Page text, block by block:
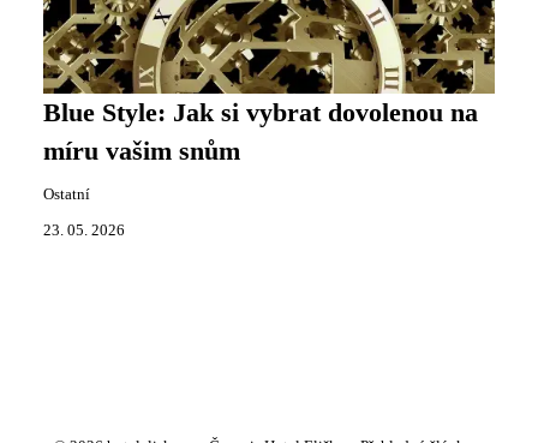
Blue Style: Jak si vybrat dovolenou na
míru vašim snům
Ostatní
23. 05. 2026